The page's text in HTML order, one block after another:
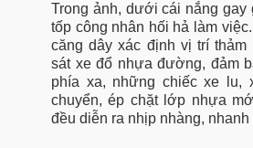
Trong ảnh, dưới cái nắng gay
tốp công nhân hối hả làm
căng dây xác định vị trí thảm
sát xe đổ nhựa đường, đảm
phía xa, những chiếc xe lu,
chuyển, ép chặt lớp nhựa
đều diễn ra nhịp nhàng, nhanh